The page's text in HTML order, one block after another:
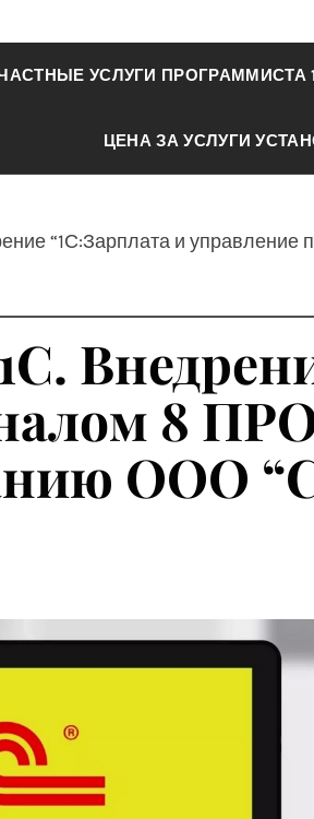
УСЛУГИ ПРОГРАММИСТА
ЦЕНА ЗА УСЛУГИ
“1С:Зарплата и
8
ООО